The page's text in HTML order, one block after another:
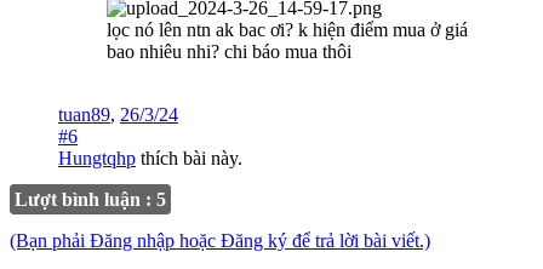
lọc nó lên ntn ak bac ơi? k hiện điểm mua ở giá
bao nhiêu nhi? chi báo mua thôi
tuan89, 26/3/24
#6
Hungtqhp thích bài này.
Lượt bình luận : 5
(Bạn phải Đăng nhập hoặc Đăng ký để trả lời bài viết.)